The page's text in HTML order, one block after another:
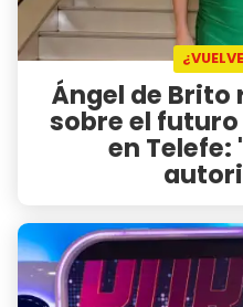
Ángel de Brito
sobre el futuro
en Telefe: